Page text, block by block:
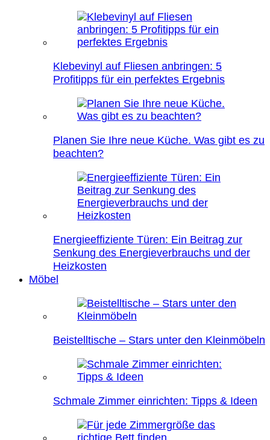
Klebevinyl auf Fliesen anbringen: 5
Profitipps für ein perfektes Ergebnis
Planen Sie Ihre neue Küche. Was gibt es zu
beachten?
Energieeffiziente Türen: Ein Beitrag zur
Senkung des Energieverbrauchs und der
Heizkosten
Möbel
Beistelltische – Stars unter den Kleinmöbeln
Schmale Zimmer einrichten: Tipps & Ideen